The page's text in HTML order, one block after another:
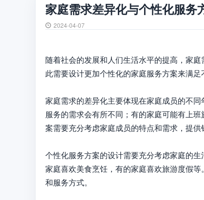
家庭需求差异化与个性化服务
2024-04-07
随着社会的发展和人们生活水平的提高，家
此需要设计更加个性化的家庭服务方案来满足
家庭需求的差异化主要体现在家庭成员的不
服务的需求会有所不同；有的家庭可能有上
案需要充分考虑家庭成员的特点和需求，提供
个性化服务方案的设计需要充分考虑家庭的
家庭喜欢美食烹饪，有的家庭喜欢旅游度假
和服务方式。